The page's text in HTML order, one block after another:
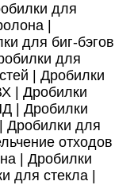
для
|
для биг-бэгов
для
|Дробилки
|Дробилки
|Дробилки
|Дробилки для
отходов
|Дробилки
для стекла |